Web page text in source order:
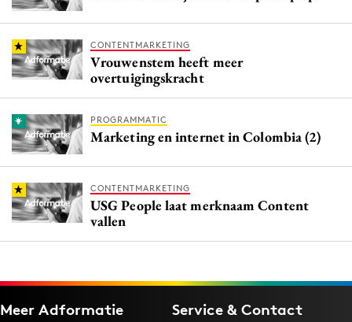
CONTENTMARKETING
Vrouwenstem heeft meer
overtuigingskracht
PROGRAMMATIC
Marketing en internet in Colombia (2)
CONTENTMARKETING
USG People laat merknaam Content
vallen
Meer Adformatie Service & Contact